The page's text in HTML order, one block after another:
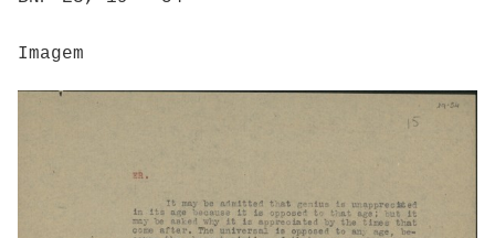
Imagem